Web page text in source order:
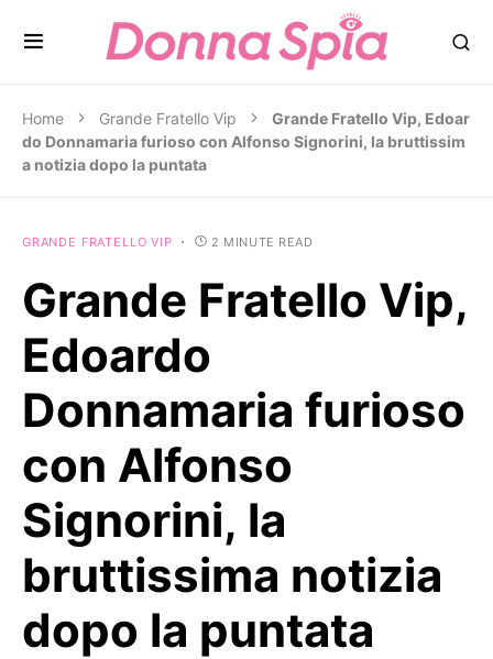
Home Grande Fratello Vip
Grande Fratello Vip, Edoar
do Donnamaria furioso con Alfonso Signorini, la bruttissim
a notizia dopo la puntata
GRANDE FRATELLO VIP 2 MINUTE READ
Grande Fratello Vip,
Edoardo
Donnamaria furioso
con Alfonso
Signorini, la
bruttissima notizia
dopo la puntata